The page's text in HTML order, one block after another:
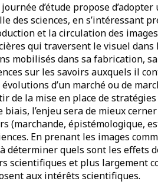
d’étude propose
des sciences, en s’intéressant
et la circulation des
qui traversent le visuel
mobilisés dans sa fabrication,
sur les savoirs auxquels il
d’un marché ou de
de la mise en place de
biais, l’enjeu sera de mieux
(marchande, épistémologique,
En prenant les images
déterminer quels sont les effets
scientifiques et plus largement
aux intérêts scientifiques.